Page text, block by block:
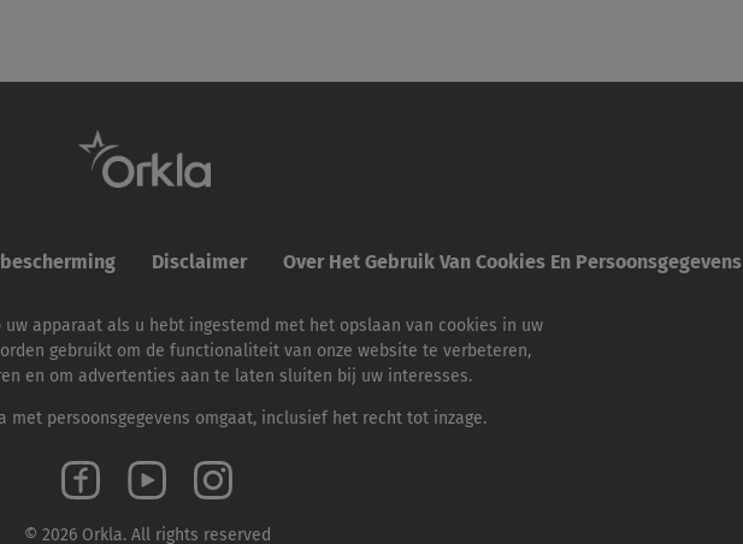
Disclaimer Over Het Gebruik Van Cookies En Persoonsgegevens
apparaat als u hebt ingestemd met het opslaan van cookies in uw
gebruikt om de functionaliteit van onze website te verbeteren,
en om advertenties aan te laten sluiten bij uw interesses.
met persoonsgegevens omgaat, inclusief het recht tot inzage.
© 2026 Orkla. All rights reserved